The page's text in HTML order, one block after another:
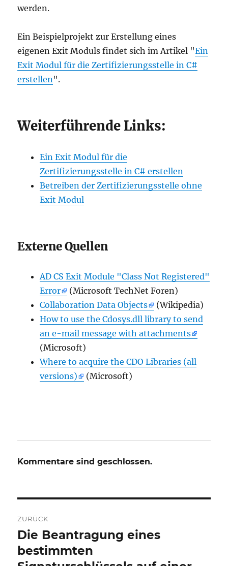
werden.
Ein Beispielprojekt zur Erstellung eines
eigenen Exit Moduls findet sich im Artikel "Ein
Exit Modul für die Zertifizierungsstelle in C#
erstellen".
Weiterführende Links:
Ein Exit Modul für die
Zertifizierungsstelle in C# erstellen
Betreiben der Zertifizierungsstelle ohne
Exit Modul
Externe Quellen
AD CS Exit Module "Class Not Registered"
Error
(Microsoft TechNet Foren)
Collaboration Data Objects
(Wikipedia)
How to use the Cdosys.dll library to send
an e-mail message with attachments
(Microsoft)
Where to acquire the CDO Libraries (all
versions)
(Microsoft)
Kommentare sind geschlossen.
Navigation
ZURÜCK
Vorheriger
Beitrag:
Die Beantragung eines
bestimmten